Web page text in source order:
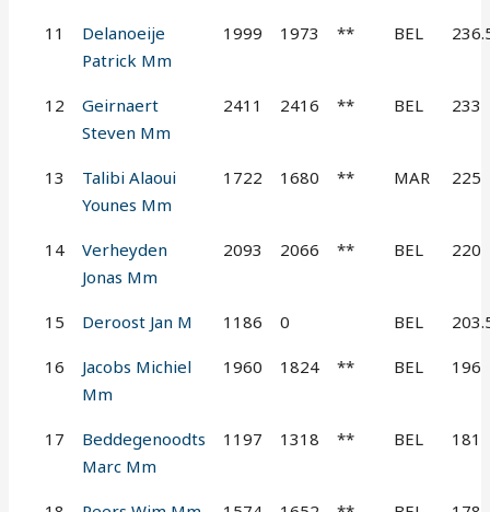
11
Delanoeije
Patrick Mm
1999 1973 ** BEL
12
Geirnaert
Steven Mm
2411 2416 ** BEL 233
13
Talibi Alaoui
Younes Mm
1722 1680 ** MAR 225
14
Verheyden
Jonas Mm
2093 2066 ** BEL 220
15 Deroost Jan M 1186 0 BEL
16
Jacobs Michiel
Mm
1960 1824 ** BEL 196
17
Beddegenoodts
Marc Mm
1197 1318 ** BEL 181